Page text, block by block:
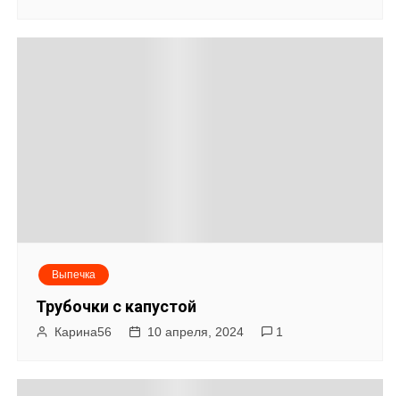
Выпечка
Трубочки с капустой
Карина56 10 апреля, 2024 1